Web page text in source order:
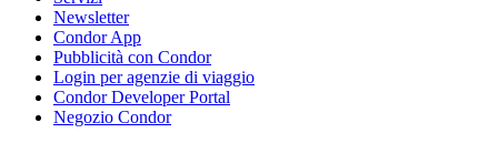
Newsletter
Condor App
Pubblicità con Condor
Login per agenzie di viaggio
Condor Developer Portal
Negozio Condor